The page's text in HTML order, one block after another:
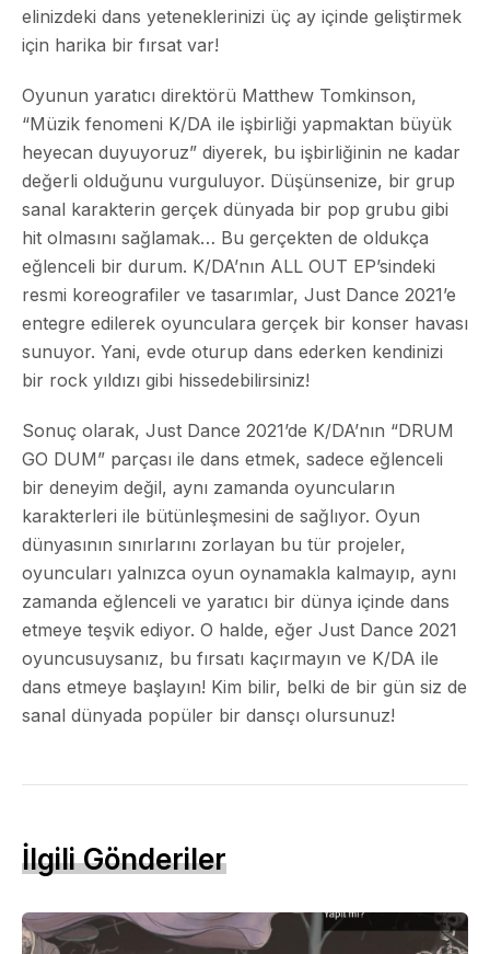
elinizdeki dans yeteneklerinizi üç ay içinde geliştirmek
için harika bir fırsat var!
Oyunun yaratıcı direktörü Matthew Tomkinson,
“Müzik fenomeni K/DA ile işbirliği yapmaktan büyük
heyecan duyuyoruz” diyerek, bu işbirliğinin ne kadar
değerli olduğunu vurguluyor. Düşünsenize, bir grup
sanal karakterin gerçek dünyada bir pop grubu gibi
hit olmasını sağlamak… Bu gerçekten de oldukça
eğlenceli bir durum. K/DA’nın ALL OUT EP’sindeki
resmi koreografiler ve tasarımlar, Just Dance 2021’e
entegre edilerek oyunculara gerçek bir konser havası
sunuyor. Yani, evde oturup dans ederken kendinizi
bir rock yıldızı gibi hissedebilirsiniz!
Sonuç olarak, Just Dance 2021’de K/DA’nın “DRUM
GO DUM” parçası ile dans etmek, sadece eğlenceli
bir deneyim değil, aynı zamanda oyuncuların
karakterleri ile bütünleşmesini de sağlıyor. Oyun
dünyasının sınırlarını zorlayan bu tür projeler,
oyuncuları yalnızca oyun oynamakla kalmayıp, aynı
zamanda eğlenceli ve yaratıcı bir dünya içinde dans
etmeye teşvik ediyor. O halde, eğer Just Dance 2021
oyuncusuysanız, bu fırsatı kaçırmayın ve K/DA ile
dans etmeye başlayın! Kim bilir, belki de bir gün siz de
sanal dünyada popüler bir dansçı olursunuz!
İlgili Gönderiler